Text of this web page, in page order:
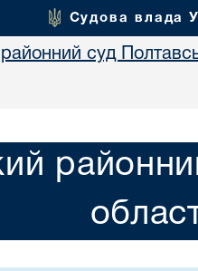
Судова влада
суд